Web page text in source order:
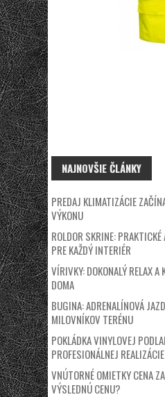
NAJNOVŠIE ČLÁNKY
PREDAJ KLIMATIZÁCIE
VÝKONU
ROLDOR SKRINE: PRAKTICKÉ
PRE KAŽDÝ INTERIÉR
VÍRIVKY: DOKONALÝ RELAX
DOMA
BUGINA: ADRENALÍNOVÁ
MILOVNÍKOV TERÉNU
POKLÁDKA VINYLOVEJ
PROFESIONÁLNEJ REALIZÁCIE
VNÚTORNÉ OMIETKY CENA
VÝSLEDNÚ CENU?